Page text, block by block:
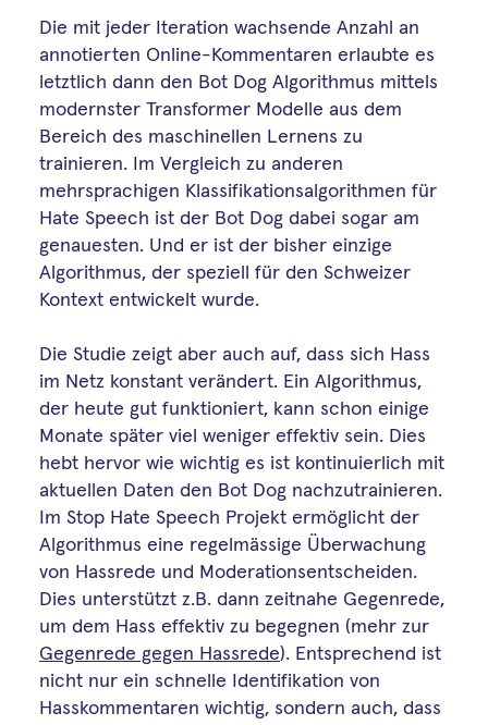
Die mit jeder Iteration wachsende Anzahl an
annotierten Online-Kommentaren erlaubte es
letztlich dann den Bot Dog Algorithmus mittels
modernster Transformer Modelle aus dem
Bereich des maschinellen Lernens zu
trainieren. Im Vergleich zu anderen
mehrsprachigen Klassifikationsalgorithmen für
Hate Speech ist der Bot Dog dabei sogar am
genauesten. Und er ist der bisher einzige
Algorithmus, der speziell für den Schweizer
Kontext entwickelt wurde.
Die Studie zeigt aber auch auf, dass sich Hass
im Netz konstant verändert. Ein Algorithmus,
der heute gut funktioniert, kann schon einige
Monate später viel weniger effektiv sein. Dies
hebt hervor wie wichtig es ist kontinuierlich mit
aktuellen Daten den Bot Dog nachzutrainieren.
Im Stop Hate Speech Projekt ermöglicht der
Algorithmus eine regelmässige Überwachung
von Hassrede und Moderationsentscheiden.
Dies unterstützt z.B. dann zeitnahe Gegenrede,
um dem Hass effektiv zu begegnen (mehr zur
Gegenrede gegen Hassrede). Entsprechend ist
nicht nur ein schnelle Identifikation von
Hasskommentaren wichtig, sondern auch, dass